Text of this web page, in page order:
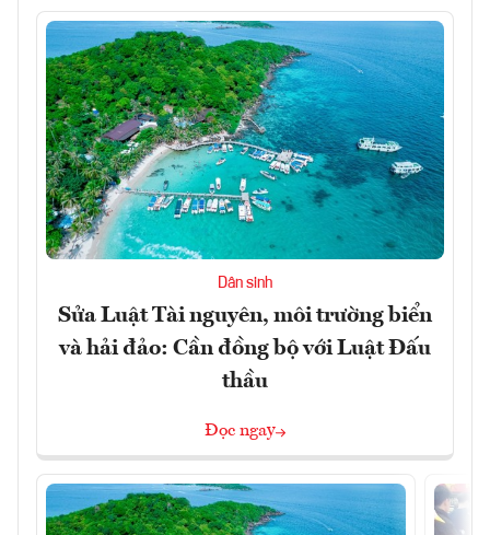
Dân sinh
Sửa Luật Tài nguyên, môi trường biển
và hải đảo: Cần đồng bộ với Luật Đấu
thầu
Đọc ngay